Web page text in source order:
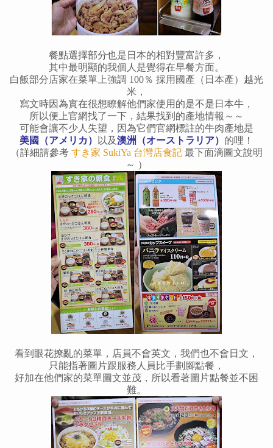
餐點選擇部分也是日本的相對豐富許多，
其中最明顯的我個人是覺得在早餐方面。
白飯部分店家在菜單上強調 100％ 採用國產（日本產）越光
米，
寫文時因為實在很想瞭解他們家使用的是不是日本牛，
所以便上官網找了一下，結果找到的產地情報～～
可能會讓不少人失望，因為它們官網標註的牛肉產地是
美國（アメリカ）
以及澳洲（オーストラリア） 的哩！
（詳細請參考 すき家 SukiYa 台灣店食記 最下面滴圖文說明
～ ）
看到眼花撩亂的菜單，店員不會英文，我們也不會日文，
只能指著圖片跟服務人員比手劃腳點餐，
好加在他們家的菜單圖文並茂，所以看著圖片點餐並不困
難。